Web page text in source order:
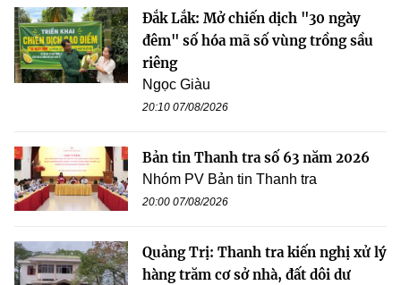
Đắk Lắk: Mở chiến dịch "30 ngày
đêm" số hóa mã số vùng trồng sầu
riêng
Ngọc Giàu
20:10 07/08/2026
Bản tin Thanh tra số 63 năm 2026
Nhóm PV Bản tin Thanh tra
20:00 07/08/2026
Quảng Trị: Thanh tra kiến nghị xử lý
hàng trăm cơ sở nhà, đất dôi dư